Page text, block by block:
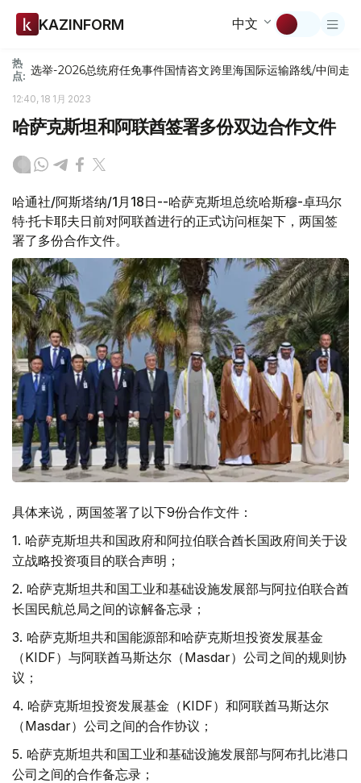
KAZINFORM 中文
热
点: 选举-2026总统府任免事件国情咨文跨里海国际运输路线/中间走廊
12:40, 18 1月 2023
哈萨克斯坦和阿联酋签署多份双边合作文件
哈通社/阿斯塔纳/1月18日--哈萨克斯坦总统哈斯穆-卓玛尔
特·托卡耶夫日前对阿联酋进行的正式访问框架下，两国签
署了多份合作文件。
具体来说，两国签署了以下9份合作文件：
1. 哈萨克斯坦共和国政府和阿拉伯联合酋长国政府间关于设
立战略投资项目的联合声明；
2. 哈萨克斯坦共和国工业和基础设施发展部与阿拉伯联合酋
长国民航总局之间的谅解备忘录；
3. 哈萨克斯坦共和国能源部和哈萨克斯坦投资发展基金
（KIDF）与阿联酋马斯达尔（Masdar）公司之间的规则协
议；
4. 哈萨克斯坦投资发展基金（KIDF）和阿联酋马斯达尔
（Masdar）公司之间的合作协议；
5. 哈萨克斯坦共和国工业和基础设施发展部与阿布扎比港口
公司之间的合作备忘录；